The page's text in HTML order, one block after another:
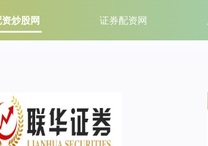
炒股网 证券配资网